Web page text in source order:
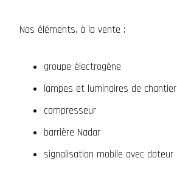
Nos éléments, à la vente :
groupe électrogène
lampes et luminaires de chantier
compresseur
barrière Nadar
signalisation mobile avec dateur